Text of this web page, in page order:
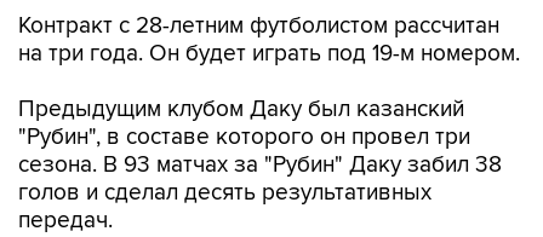
Контракт с 28-летним футболистом рассчитан
на три года. Он будет играть под 19-м номером.
Предыдущим клубом Даку был казанский
"Рубин", в составе которого он провел три
сезона. В 93 матчах за "Рубин" Даку забил 38
голов и сделал десять результативных
передач.